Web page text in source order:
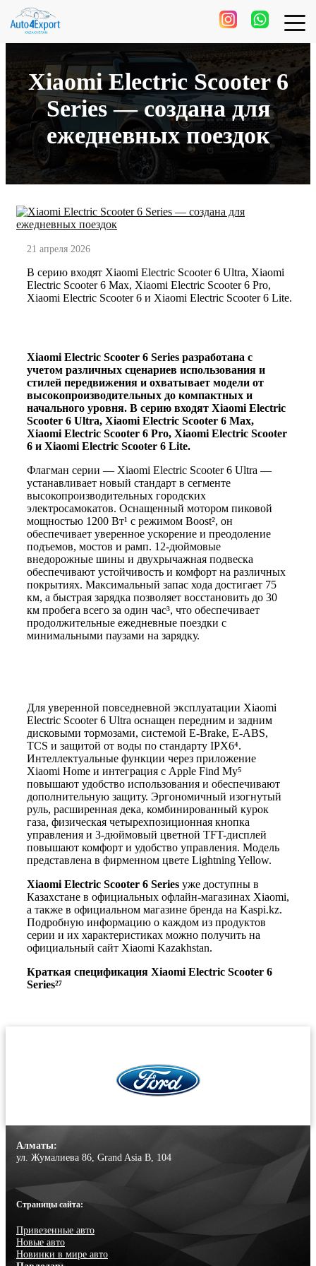
Xiaomi Electric Scooter 6 Series — создана для ежедневных поездок
Xiaomi Electric Scooter 6
Series — создана для
ежедневных поездок
21 апреля 2026
В серию входят Xiaomi Electric Scooter 6 Ultra, Xiaomi
Electric Scooter 6 Max, Xiaomi Electric Scooter 6 Pro,
Xiaomi Electric Scooter 6 и Xiaomi Electric Scooter 6 Lite.
Xiaomi Electric Scooter 6 Series разработана с
учетом различных сценариев использования и
стилей передвижения и охватывает модели от
высокопроизводительных до компактных и
начального уровня. В серию входят Xiaomi Electric
Scooter 6 Ultra, Xiaomi Electric Scooter 6 Max,
Xiaomi Electric Scooter 6 Pro, Xiaomi Electric Scooter
6 и Xiaomi Electric Scooter 6 Lite.
Флагман серии — Xiaomi Electric Scooter 6 Ultra —
устанавливает новый стандарт в сегменте
высокопроизводительных городских
электросамокатов. Оснащенный мотором пиковой
мощностью 1200 Вт¹ с режимом Boost², он
обеспечивает уверенное ускорение и преодоление
подъемов, мостов и рамп. 12-дюймовые
внедорожные шины и двухрычажная подвеска
обеспечивают устойчивость и комфорт на различных
покрытиях. Максимальный запас хода достигает 75
км, а быстрая зарядка позволяет восстановить до 30
км пробега всего за один час³, что обеспечивает
продолжительные ежедневные поездки с
минимальными паузами на зарядку.
Для уверенной повседневной эксплуатации Xiaomi
Electric Scooter 6 Ultra оснащен передним и задним
дисковыми тормозами, системой E-Brake, E-ABS,
TCS и защитой от воды по стандарту IPX6⁴.
Интеллектуальные функции через приложение
Xiaomi Home и интеграция с Apple Find My⁵
повышают удобство использования и обеспечивают
дополнительную защиту. Эргономичный изогнутый
руль, расширенная дека, комбинированный курок
газа, физическая четырехпозиционная кнопка
управления и 3-дюймовый цветной TFT-дисплей
повышают комфорт и удобство управления. Модель
представлена в фирменном цвете Lightning Yellow.
Xiaomi Electric Scooter 6 Series уже доступны в
Казахстане в официальных офлайн-магазинах Xiaomi,
а также в официальном магазине бренда на Kaspi.kz.
Подробную информацию о каждом из продуктов
серии и их характеристиках можно получить на
официальный сайт Xiaomi Kazakhstan.
Краткая спецификация Xiaomi Electric Scooter 6
Series²⁷
Алматы:
ул. Жумалиева 86, Grand Asia B, 104
Страницы сайта:
Привезенные авто
Новые авто
Новинки в мире авто